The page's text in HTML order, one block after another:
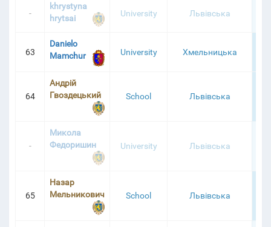
-
khrystyna
hrytsai
University Львівська
63
Danielo
Mamchur
University Хмельницька
64
Андрій
Гвоздецький
School Львівська
-
Микола
Федоришин
University Львівська
65
Назар
Мельникович
School Львівська